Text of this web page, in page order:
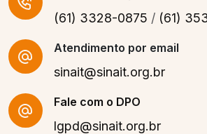
(61) 3328-0875 / (61)
Atendimento por email
sinait@sinait.org.br
Fale com o DPO
lgpd@sinait.org.br